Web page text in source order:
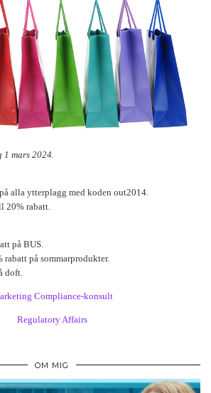
1 mars 2024.
alla ytterplagg med koden out2014.
20% rabatt.
på BUS.
på sommarprodukter.
doft.
Compliance-konsult
Regulatory Affairs
OM MIG